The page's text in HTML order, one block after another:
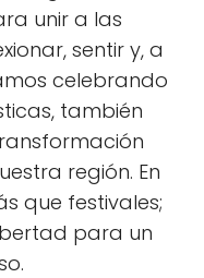
unir a las
sentir y, a
celebrando
también
región. En
que festivales;
para un